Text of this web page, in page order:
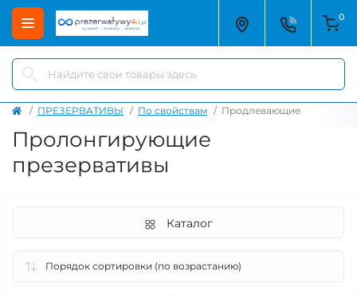
0
ПРЕЗЕРВАТИВЫ По свойствам Продлевающие
Пролонгирующие
презервативы
Каталог